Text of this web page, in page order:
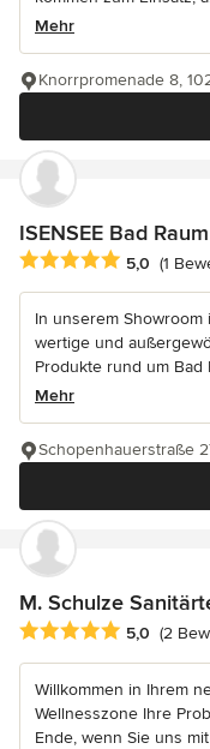
Mehr
Knorrpromenade 8,
ISENSEE Bad
Durchschnittliche
5,0 (1
In unserem
wertige und
Produkte rund um Bad
Mehr
Schopenhauerstraße
M. Schulze
Durchschnittliche
5,0 (2
Willkommen in Ihrem
Wellnesszone Ihre
Ende, wenn Sie uns